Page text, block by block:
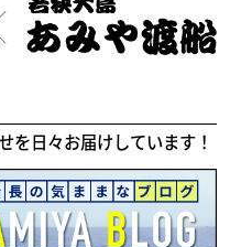
を日々お届けしています！